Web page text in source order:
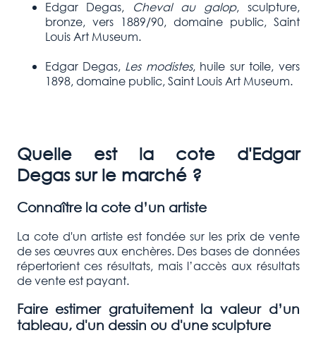
Edgar Degas, Cheval au galop, sculpture,
bronze, vers 1889/90, domaine public, Saint
Louis Art Museum.
Edgar Degas, Les modistes, huile sur toile, vers
1898, domaine public, Saint Louis Art Museum.
Quelle est la cote d'Edgar
Degas sur le marché ?
Connaître la cote d’un artiste
La cote d'un artiste est fondée sur les prix de vente
de ses œuvres aux enchères. Des bases de données
répertorient ces résultats, mais l’accès aux résultats
de vente est payant.
Faire estimer gratuitement la valeur d’un
tableau, d'un dessin ou d'une sculpture